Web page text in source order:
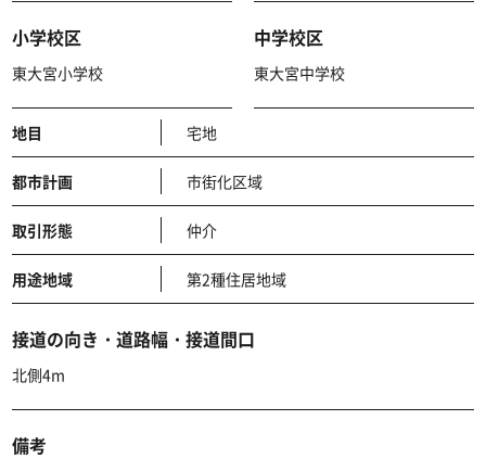
小学校区
東大宮小学校
中学校区
東大宮中学校
地目 宅地
都市計画 市街化区域
取引形態 仲介
用途地域 第2種住居地域
接道の向き・道路幅・接道間口
北側4m
備考